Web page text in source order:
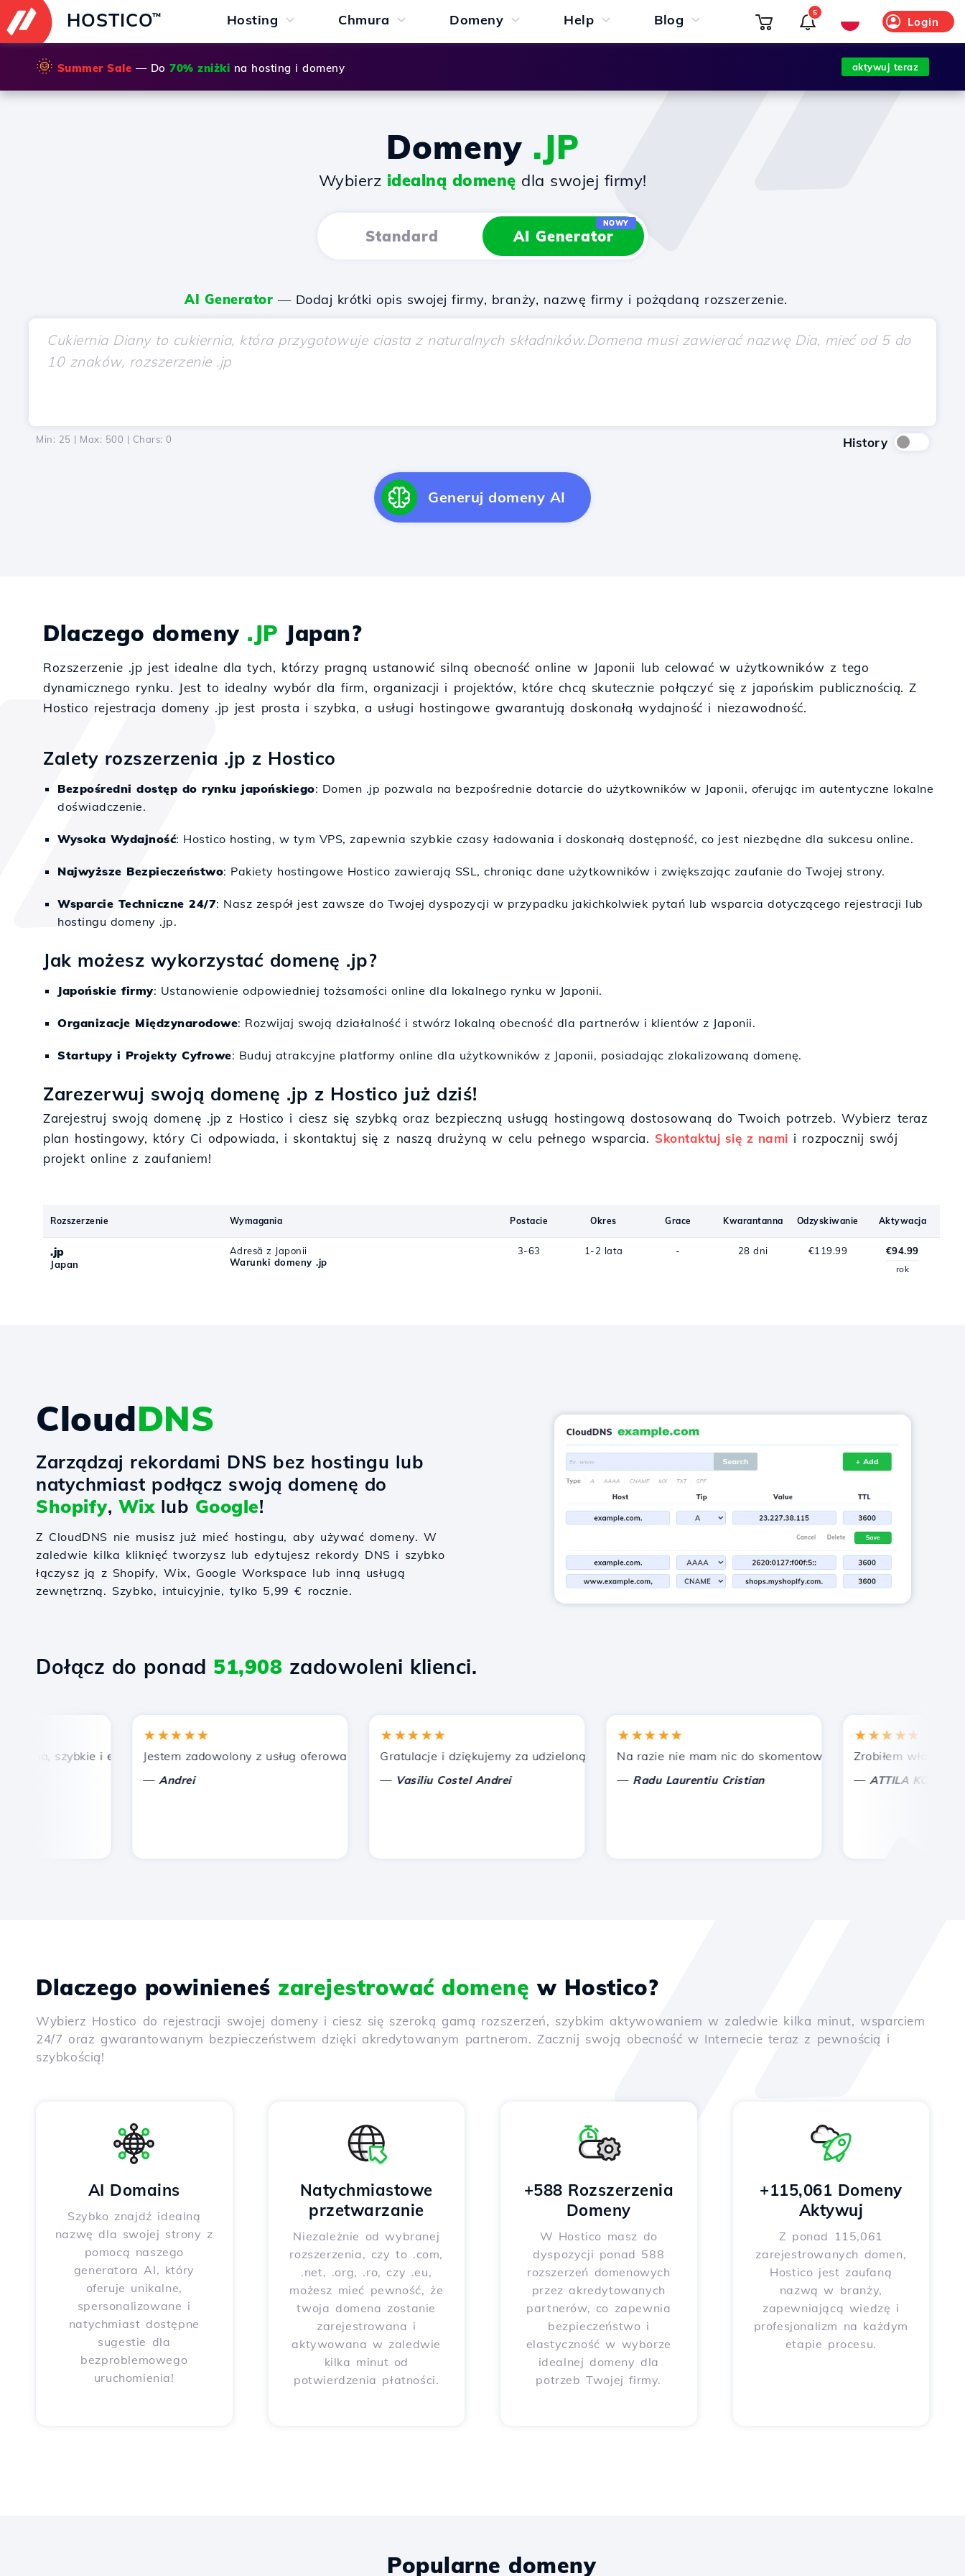
HOSTICO™ Hosting Chmura Domeny Help Blog Login
5
🌞 Summer Sale — Do 70% zniżki na hosting i domeny aktywuj teraz
Domeny .JP
Wybierz idealną domenę dla swojej firmy!
Standard AI Generator
NOWY
AI Generator — Dodaj krótki opis swojej firmy, branży, nazwę firmy i pożądaną rozszerzenie.
Min: 25 | Max: 500 | Chars: 0 History
Generuj domeny AI
Dlaczego domeny .JP Japan?
Rozszerzenie .jp jest idealne dla tych, którzy pragną ustanowić silną obecność online w Japonii lub celować w użytkowników z tego
dynamicznego rynku. Jest to idealny wybór dla firm, organizacji i projektów, które chcą skutecznie połączyć się z japońskim publicznością. Z
Hostico rejestracja domeny .jp jest prosta i szybka, a usługi hostingowe gwarantują doskonałą wydajność i niezawodność.
Zalety rozszerzenia .jp z Hostico
Bezpośredni dostęp do rynku japońskiego: Domen .jp pozwala na bezpośrednie dotarcie do użytkowników w Japonii, oferując im autentyczne lokalne
doświadczenie.
Wysoka Wydajność: Hostico hosting, w tym VPS, zapewnia szybkie czasy ładowania i doskonałą dostępność, co jest niezbędne dla sukcesu online.
Najwyższe Bezpieczeństwo: Pakiety hostingowe Hostico zawierają SSL, chroniąc dane użytkowników i zwiększając zaufanie do Twojej strony.
Wsparcie Techniczne 24/7: Nasz zespół jest zawsze do Twojej dyspozycji w przypadku jakichkolwiek pytań lub wsparcia dotyczącego rejestracji lub
hostingu domeny .jp.
Jak możesz wykorzystać domenę .jp?
Japońskie firmy: Ustanowienie odpowiedniej tożsamości online dla lokalnego rynku w Japonii.
Organizacje Międzynarodowe: Rozwijaj swoją działalność i stwórz lokalną obecność dla partnerów i klientów z Japonii.
Startupy i Projekty Cyfrowe: Buduj atrakcyjne platformy online dla użytkowników z Japonii, posiadając zlokalizowaną domenę.
Zarezerwuj swoją domenę .jp z Hostico już dziś!
Zarejestruj swoją domenę .jp z Hostico i ciesz się szybką oraz bezpieczną usługą hostingową dostosowaną do Twoich potrzeb. Wybierz teraz
plan hostingowy, który Ci odpowiada, i skontaktuj się z naszą drużyną w celu pełnego wsparcia. Skontaktuj się z nami i rozpocznij swój
projekt online z zaufaniem!
Rozszerzenie Wymagania Postacie Okres Grace Kwarantanna Odzyskiwanie Aktywacja
.jp
Japan
Adresă z Japonii
Warunki domeny .jp
3-63 1-2 lata - 28 dni €119.99 €94.99
rok
CloudDNS
Zarządzaj rekordami DNS bez hostingu lub
natychmiast podłącz swoją domenę do
Shopify, Wixlub Google!
Z CloudDNS nie musisz już mieć hostingu, aby używać domeny. W
zaledwie kilka kliknięć tworzysz lub edytujesz rekordy DNS i szybko
łączysz ją z Shopify, Wix, Google Workspace lub inną usługą
zewnętrzną. Szybko, intuicyjnie, tylko 5,99 € rocznie.
Dołącz do ponad 51,908 zadowoleni klienci.
szybkie i efektywne wsparcie techniczne.
★★★★★
Jestem zadowolony z usług oferowanych przez Hostico. Poleciłem was innym znajomym.
Andrei
★★★★★
Gratulacje i dziękujemy za udzieloną pomoc!
Vasiliu Costel Andrei
★★★★★
Na razie nie mam nic do skomentowania, tylko do docenienia. Z
Radu Laurentiu Cristian
★★★★★
Zrobiłem właściwy
ATTILA KOLES
Dlaczego powinieneś zarejestrować domenę w Hostico?
Wybierz Hostico do rejestracji swojej domeny i ciesz się szeroką gamą rozszerzeń, szybkim aktywowaniem w zaledwie kilka minut, wsparciem
24/7 oraz gwarantowanym bezpieczeństwem dzięki akredytowanym partnerom. Zacznij swoją obecność w Internecie teraz z pewnością i
szybkością!
AI Domains
Szybko znajdź idealną
nazwę dla swojej strony z
pomocą naszego
generatora AI, który
oferuje unikalne,
spersonalizowane i
natychmiast dostępne
sugestie dla
bezproblemowego
uruchomienia!
Natychmiastowe
przetwarzanie
Niezależnie od wybranej
rozszerzenia, czy to .com,
.net, .org, .ro, czy .eu,
możesz mieć pewność, że
twoja domena zostanie
zarejestrowana i
aktywowana w zaledwie
kilka minut od
potwierdzenia płatności.
+588 Rozszerzenia
Domeny
W Hostico masz do
dyspozycji ponad 588
rozszerzeń domenowych
przez akredytowanych
partnerów, co zapewnia
bezpieczeństwo i
elastyczność w wyborze
idealnej domeny dla
potrzeb Twojej firmy.
+115,061 Domeny
Aktywuj
Z ponad 115,061
zarejestrowanych domen,
Hostico jest zaufaną
nazwą w branży,
zapewniającą wiedzę i
profesjonalizm na każdym
etapie procesu.
Popularne domeny